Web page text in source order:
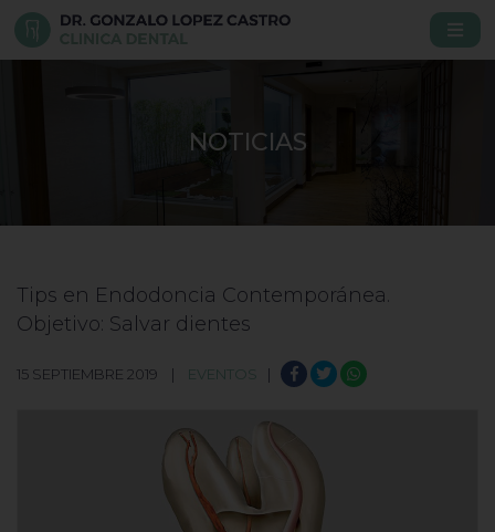
NOTICIAS
Tips en Endodoncia Contemporánea.
Objetivo: Salvar dientes
15 SEPTIEMBRE 2019 | EVENTOS |